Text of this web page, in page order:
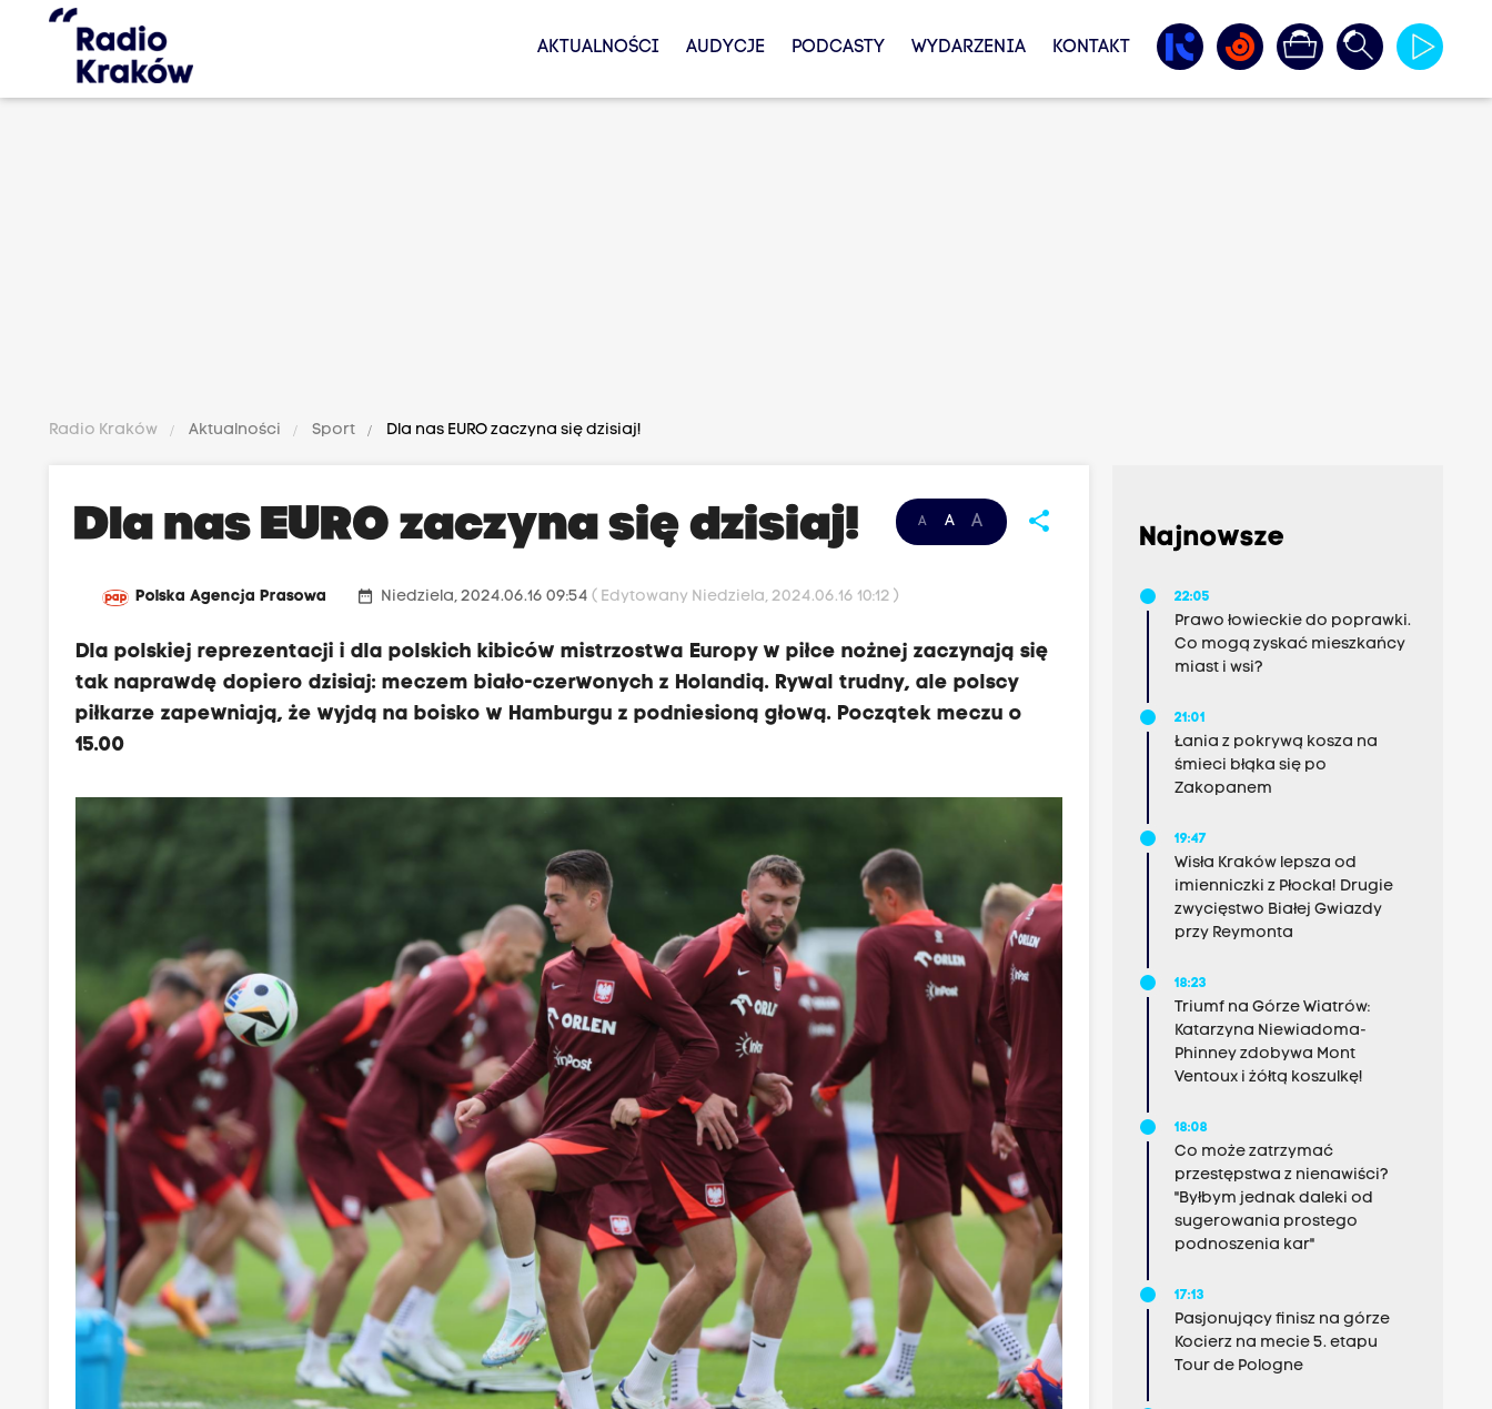
AKTUALNOŚCI AUDYCJE PODCASTY WYDARZENIA KONTAKT
Radio Kraków Aktualności Sport Dla nas EURO zaczyna się dzisiaj!
A A A share
Dla nas EURO zaczyna się dzisiaj!
Polska Agencja Prasowa date_range Niedziela, 2024.06.16 09:54( Edytowany Niedziela, 2024.06.16 10:12 )
Dla polskiej reprezentacji i dla polskich kibiców mistrzostwa Europy w piłce nożnej zaczynają się
tak naprawdę dopiero dzisiaj: meczem biało-czerwonych z Holandią. Rywal trudny, ale polscy
piłkarze zapewniają, że wyjdą na boisko w Hamburgu z podniesioną głową. Początek meczu o
15.00
Najnowsze
22:05
Prawo łowieckie do poprawki.
Co mogą zyskać mieszkańcy
miast i wsi?
21:01
Łania z pokrywą kosza na
śmieci błąka się po
Zakopanem
19:47
Wisła Kraków lepsza od
imienniczki z Płocka! Drugie
zwycięstwo Białej Gwiazdy
przy Reymonta
18:23
Triumf na Górze Wiatrów:
Katarzyna Niewiadoma-
Phinney zdobywa Mont
Ventoux i żółtą koszulkę!
18:08
Co może zatrzymać
przestępstwa z nienawiści?
"Byłbym jednak daleki od
sugerowania prostego
podnoszenia kar"
17:13
Pasjonujący finisz na górze
Kocierz na mecie 5. etapu
Tour de Pologne